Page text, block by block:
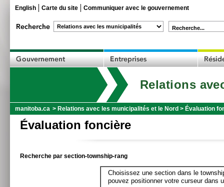
English Carte du site Communiquer avec le gouvernement
Recherche...
Relations
manitoba.ca > Relations avec les municipalités et le Nord > Évaluation
Évaluation foncière
Recherche par section-township-rang
Choisissez une section dans le
pouvez positionner votre curseur dans